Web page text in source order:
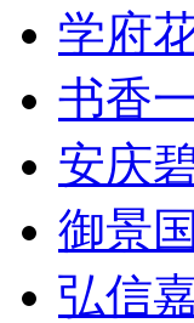
学府
书香
安庆
御景
弘信